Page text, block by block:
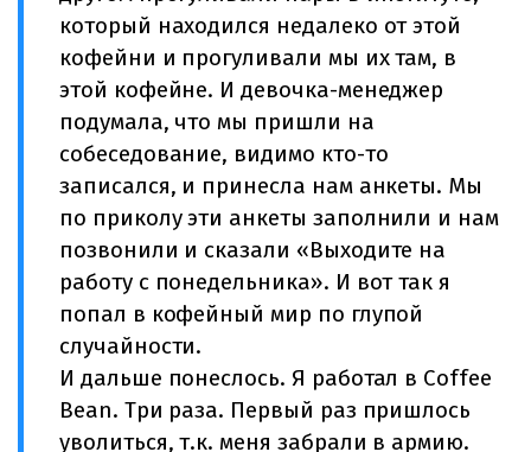
который находился недалеко от этой
кофейни и прогуливали мы их там, в
этой кофейне. И девочка-менеджер
подумала, что мы пришли на
собеседование, видимо кто-то
записался, и принесла нам анкеты. Мы
по приколу эти анкеты заполнили и нам
позвонили и сказали «Выходите на
работу с понедельника». И вот так я
попал в кофейный мир по глупой
случайности.
И дальше понеслось. Я работал в Coffee
Bean. Три раза. Первый раз пришлось
уволиться, т.к. меня забрали в армию.